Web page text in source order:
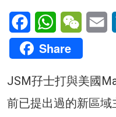
FacebookWhatsAppWeChat
Share
JSM孖士打與美國
前已提出過的新區域